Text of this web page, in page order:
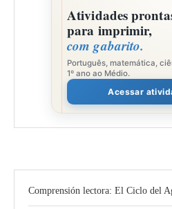
Atividades
para imprimir,
com gabarito.
Português, matemática,
1º ano ao Médio.
Acessar
Comprensión lectora: El Ciclo del